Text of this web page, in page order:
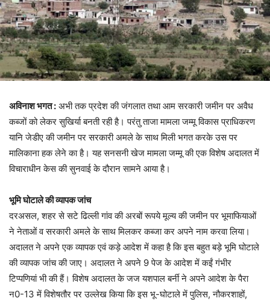
अविनाश भगत : अभी तक प्रदेश की जंगलात तथा आम सरकारी जमीन पर अवैध
कब्जों को लेकर सुखिर्या बनती रही है। परंतु ताजा मामला जम्मू विकास प्राधिकरण
यानि जेडीए की जमीन पर सरकारी अमले के साथ मिली भगत करके उस पर
मालिकाना हक लेने का है। यह सनसनी खेज मामला जम्मू की एक विशेष अदालत में
विचाराधीन केस की सुनवाई के दौरान सामने आया है।
भूमि घोटाले की व्यापक जांच
दरअसल, शहर से सटे ढिल्ली गांव की अरबों रूपये मूल्य की जमीन पर भूमाफियाओं
ने नेताओं व सरकारी अमले के साथ मिलकर कब्जा कर अपने नाम करवा लिया।
अदालत ने अपने एक व्यापक एवं कड़े आदेश में कहा है कि इस बहुत बड़े भूमि घोटाले
की व्यापक जांच की जाए। अदालत ने अपने 9 पेज के आदेश में कईं गंभीर
टिप्पणियां भी की हैं। विशेष अदालत के जज यशपाल बर्नी ने अपने आदेश के पैरा
न0-13 में विशेषतौर पर उल्लेख किया कि इस भू-घोटाले में पुलिस, नौकरशाहों,